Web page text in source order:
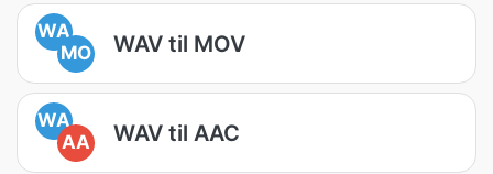
WA
MO
WAV til MOV
WA
AA
WAV til AAC